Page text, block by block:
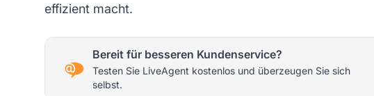
effizient macht.
Bereit für besseren Kundenservice?
Testen Sie LiveAgent kostenlos und überzeugen Sie sich
selbst.